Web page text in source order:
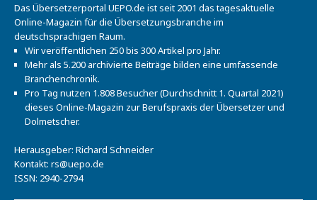
Das Übersetzerportal UEPO.de ist seit 2001 das tagesaktuelle
Online-Magazin für die Übersetzungsbranche im
deutschsprachigen Raum.
Wir veröffentlichen 250 bis 300 Artikel pro Jahr.
Mehr als 5.200 archivierte Beiträge bilden eine umfassende
Branchenchronik.
Pro Tag nutzen 1.808 Besucher (Durchschnitt 1. Quartal 2021)
dieses Online-Magazin zur Berufspraxis der Übersetzer und
Dolmetscher.
Herausgeber: Richard Schneider
Kontakt: rs@uepo.de
ISSN: 2940-2794